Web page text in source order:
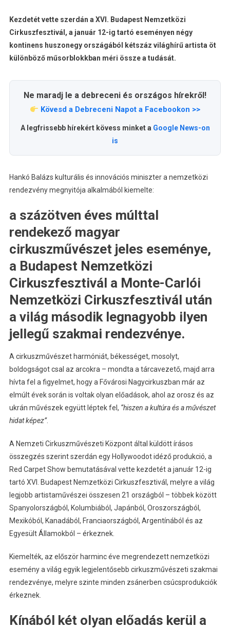
Kezdetét vette szerdán a XVI. Budapest Nemzetközi
Cirkuszfesztivál, a január 12-ig tartó eseményen négy
kontinens huszonegy országából kétszáz világhírű artista öt
különböző műsorblokkban méri össze a tudását.
Ne maradj le a debreceni és országos hírekről!
Kövesd a Debreceni Napot a Facebookon >>
A legfrissebb hírekért kövess minket a Google News-on
is
Hankó Balázs kulturális és innovációs miniszter a nemzetközi
rendezvény megnyitója alkalmából kiemelte:
a százötven éves múlttal
rendekező magyar
cirkuszművészet jeles eseménye,
a Budapest Nemzetközi
Cirkuszfesztivál a Monte-Carlói
Nemzetközi Cirkuszfesztivál után
a világ második legnagyobb ilyen
jellegű szakmai rendezvénye.
A cirkuszművészet harmóniát, békességet, mosolyt,
boldogságot csal az arcokra – mondta a tárcavezető, majd arra
hívta fel a figyelmet, hogy a Fővárosi Nagycirkuszban már az
elmúlt évek során is voltak olyan előadások, ahol az orosz és az
ukrán művészek együtt léptek fel, “hiszen a kultúra és a művészet
hidat képez”.
A Nemzeti Cirkuszművészeti Központ által küldött írásos
összegzés szerint szerdán egy Hollywoodot idéző produkció, a
Red Carpet Show bemutatásával vette kezdetét a január 12-ig
tartó XVI. Budapest Nemzetközi Cirkuszfesztivál, melyre a világ
legjobb artistaművészei összesen 21 országból – többek között
Spanyolországból, Kolumbiából, Japánból, Oroszországból,
Mexikóból, Kanadából, Franciaországból, Argentínából és az
Egyesült Államokból – érkeznek.
Kiemelték, az először harminc éve megrendezett nemzetközi
esemény a világ egyik legjelentősebb cirkuszművészeti szakmai
rendezvénye, melyre szinte minden zsánerben csúcsprodukciók
érkeznek.
Kínából két olyan előadás kerül a